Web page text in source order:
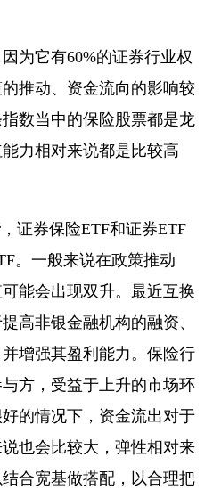
因为它有60%的证券行业权
推动、资金流向的影响较
数当中的保险股票都是龙
力相对来说都是比较高
，证券保险ETF和证券ETF
。一般来说在政策推动
能会出现双升。最近互换
高非银金融机构的融资、
增强其盈利能力。保险行
方，受益于上升的市场环
的情况下，资金流出对于
也会比较大，弹性相对来
合宽基做搭配，以合理把